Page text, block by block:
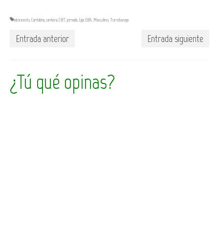
baloncesto,Cantabria,cantera,CBT,jornada, Liga EBA, Masculino,Torrelavega
Entrada anterior Entrada siguiente
¿Tú qué opinas?